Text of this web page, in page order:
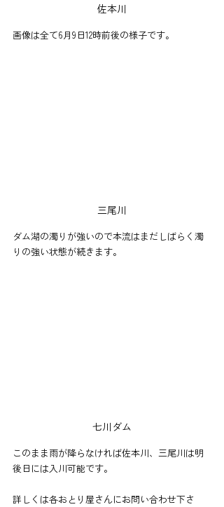
佐本川
画像は全て6月9日12時前後の様子です。
三尾川
ダム湖の濁りが強いので本流はまだしばらく濁
りの強い状態が続きます。
七川ダム
このまま雨が降らなければ佐本川、三尾川は明
後日には入川可能です。
詳しくは各おとり屋さんにお問い合わせ下さ